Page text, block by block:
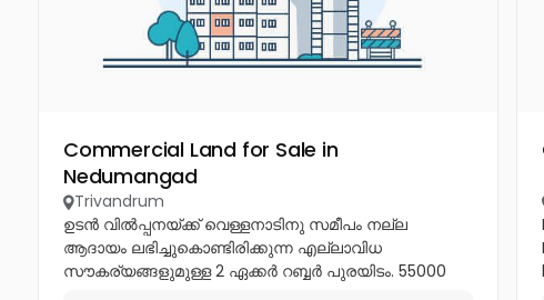
Commercial Land for Sale in
Nedumangad
Trivandrum
ഉടൻ വിൽപ്പനയ്ക്ക് വെള്ളനാടിനു സമീപം നല്ല
ആദായം ലഭിച്ചുകൊണ്ടിരിക്കുന്ന എല്ലാവിധ
സൗകര്യങ്ങളുമുള്ള 2 ഏക്കർ റബ്ബർ പുരയിടം. 55000